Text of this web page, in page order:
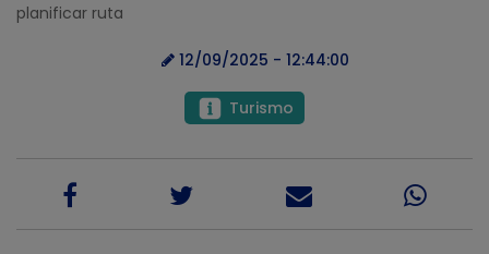
planificar ruta
12/09/2025 - 12:44:00
Turismo